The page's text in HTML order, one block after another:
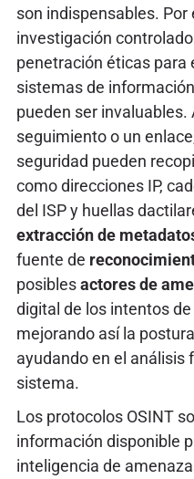
son indispensables.
investigación
penetración éticas para
sistemas de
pueden ser invaluables.
seguimiento o un
seguridad pueden
como direcciones IP,
del ISP y huellas
extracción de
fuente de
posiblesactores de
digital de los intentos
mejorando así la
ayudando en el análisis
sistema.
Los protocolos OSINT
información disponible
inteligencia de